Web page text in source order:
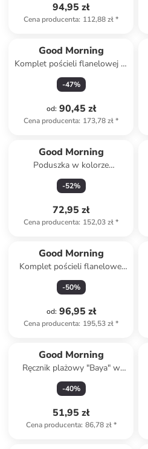
94,95 zł
Cena producenta: 112,88 zł*
Good Morning
Komplet pościeli flanelowej w
kolorze niebieskim
-47%
od: 90,45 zł
Cena producenta: 173,78 zł*
Good Morning
Poduszka w kolorze
kremowym
-52%
72,95 zł
Cena producenta: 152,03 zł*
Good Morning
Komplet pościeli flanelowej
"Aila" w kolorze błękitno-
białym
-50%
od: 96,95 zł
Cena producenta: 195,53 zł*
Good Morning
Ręcznik plażowy "Baya" w
kolorze niebiesko-
pomarańczowym
-40%
51,95 zł
Cena producenta: 86,78 zł*